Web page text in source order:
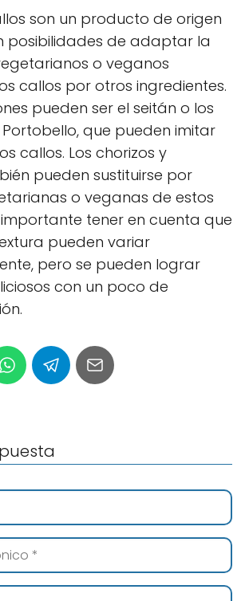
son un producto de origen
posibilidades de adaptar la
o veganos
callos por otros ingredientes.
pueden ser el seitán o los
que pueden imitar
callos. Los chorizos y
pueden sustituirse por
o veganas de estos
tener en cuenta que
pueden variar
pero se pueden lograr
con un poco de